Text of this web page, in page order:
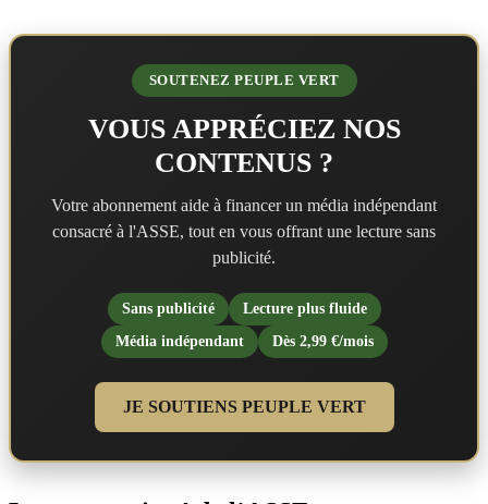
SOUTENEZ PEUPLE VERT
VOUS APPRÉCIEZ NOS
CONTENUS ?
Votre abonnement aide à financer un média indépendant
consacré à l'ASSE, tout en vous offrant une lecture sans
publicité.
Sans publicité
Lecture plus fluide
Média indépendant
Dès 2,99 €/mois
JE SOUTIENS PEUPLE VERT